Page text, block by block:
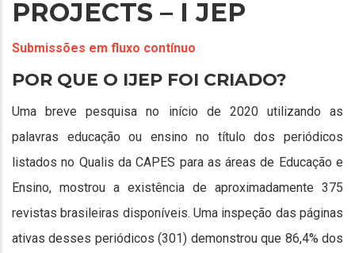
PROJECTS – I JEP
Submissões em fluxo contínuo
POR QUE O IJEP FOI CRIADO?
Uma breve pesquisa no início de 2020 utilizando as
palavras educação ou ensino no título dos periódicos
listados no Qualis da CAPES para as áreas de Educação e
Ensino, mostrou a existência de aproximadamente 375
revistas brasileiras disponíveis. Uma inspeção das páginas
ativas desses periódicos (301) demonstrou que 86,4% dos